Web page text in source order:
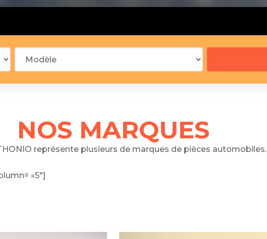
distribution
NOS MARQUES
représente plusieurs de marques de pièces automobiles.
»5″]